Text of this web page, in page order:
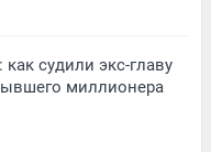
судили экс-главу
миллионера